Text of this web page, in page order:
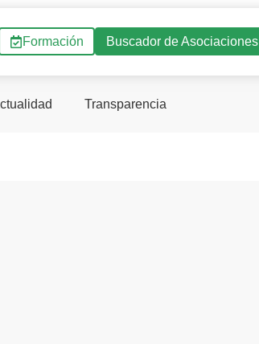
Formación Buscador de Asociaciones
Transparencia